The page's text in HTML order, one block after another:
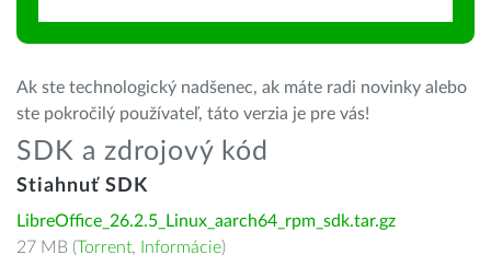
Ak ste technologický nadšenec, ak máte radi novinky alebo
ste pokročilý používateľ, táto verzia je pre vás!
SDK a zdrojový kód
Stiahnuť SDK
LibreOffice_26.2.5_Linux_aarch64_rpm_sdk.tar.gz
27 MB (Torrent, Informácie)